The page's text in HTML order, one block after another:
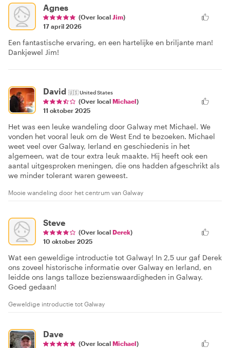
Agnes
(Over local Jim)
17 april 2026
Een fantastische ervaring, en een hartelijke en briljante man!
Dankjewel Jim!
David 🇺🇸United States
(Over local Michael)
11 oktober 2025
Het was een leuke wandeling door Galway met Michael. We
vonden het vooral leuk om de West End te bezoeken. Michael
weet veel over Galway, Ierland en geschiedenis in het
algemeen, wat de tour extra leuk maakte. Hij heeft ook een
aantal uitgesproken meningen, die ons hadden afgeschrikt als
we minder tolerant waren geweest.
Mooie wandeling door het centrum van Galway
Steve
(Over local Derek)
10 oktober 2025
Wat een geweldige introductie tot Galway! In 2,5 uur gaf Derek
ons zoveel historische informatie over Galway en Ierland, en
leidde ons langs talloze bezienswaardigheden in Galway.
Goed gedaan!
Geweldige introductie tot Galway
Dave
(Over local Michael)